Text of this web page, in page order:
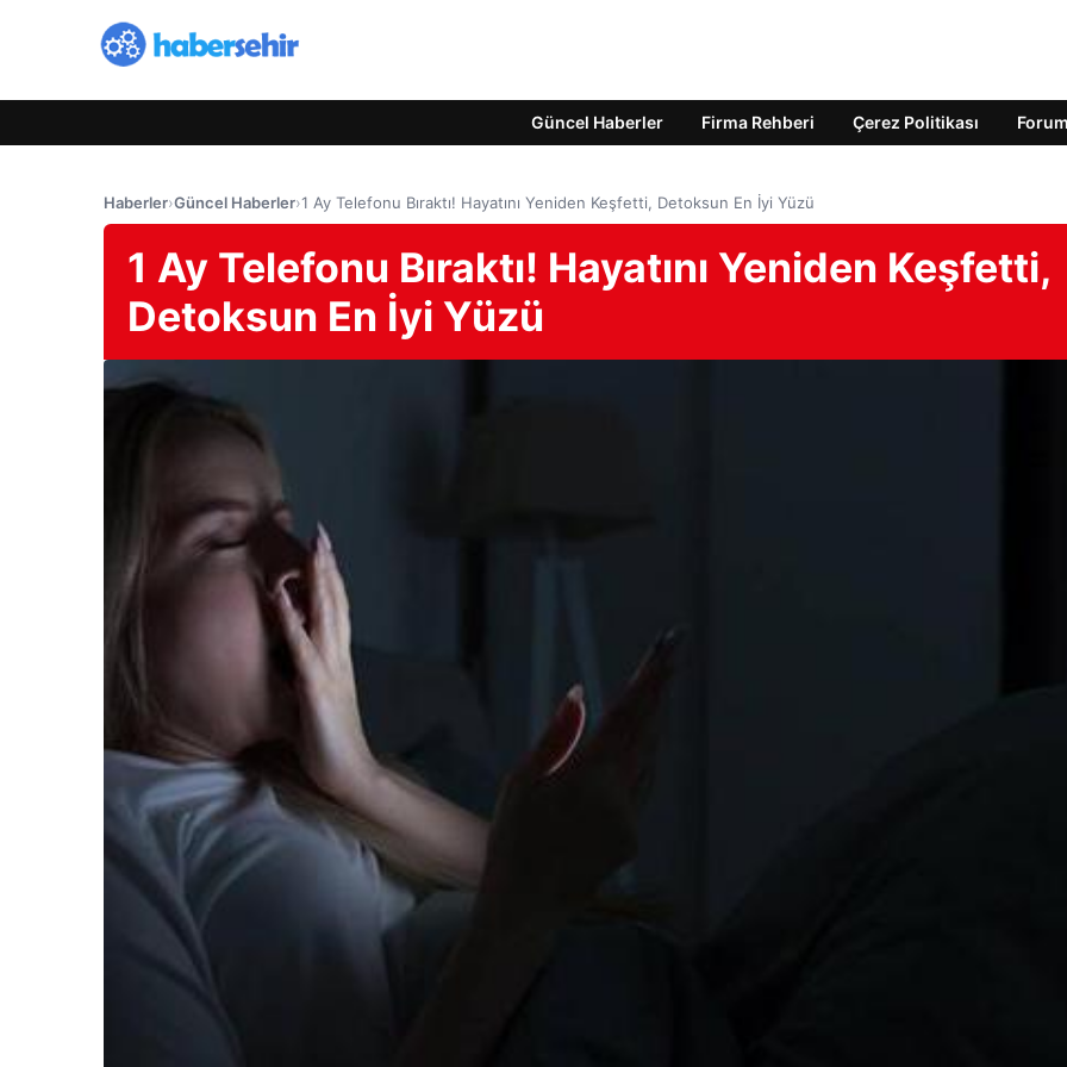
Güncel Haberler Firma Rehberi Çerez Politikası Forum
Haberler›Güncel Haberler›1 Ay Telefonu Bıraktı! Hayatını Yeniden Keşfetti, Detoksun En İyi Yüzü
1 Ay Telefonu Bıraktı! Hayatını Yeniden Keşfetti,
Detoksun En İyi Yüzü